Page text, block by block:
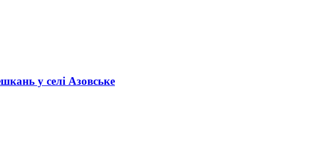
у селі Азовське